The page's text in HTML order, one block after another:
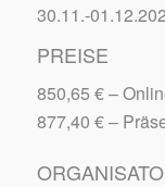
30.11.-
PREISE
850,65 €–
877,40 €–